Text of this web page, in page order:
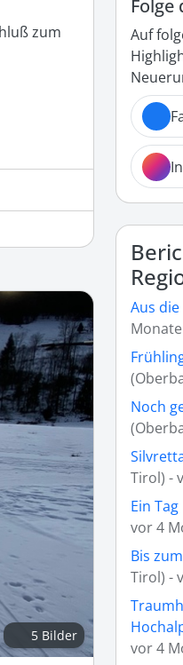
zum
5 Bilder
Folge
Auf
Aus
Noch
Tirol) -
Ein
vor 4
Bis
Tirol) -
vor 4